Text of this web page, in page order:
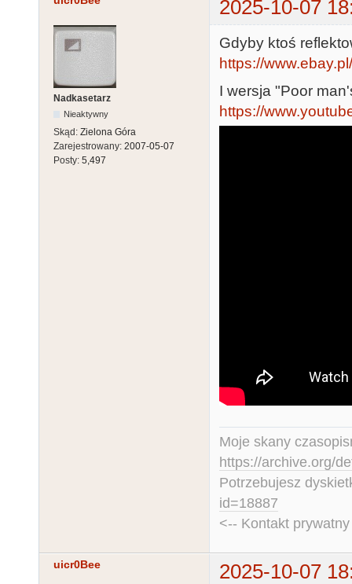
2025-10-07
Nadkasetarz
Nieaktywny
Skąd: Zielona Góra
Zarejestrowany: 2007-05-07
Posty: 5,497
Gdyby ktoś
https://
I wersja "Poor
https://
Moje skany
https://archive.org/
Potrzebujesz
id=18887
<-- Kontakt
uicr0Bee 2025-10-07